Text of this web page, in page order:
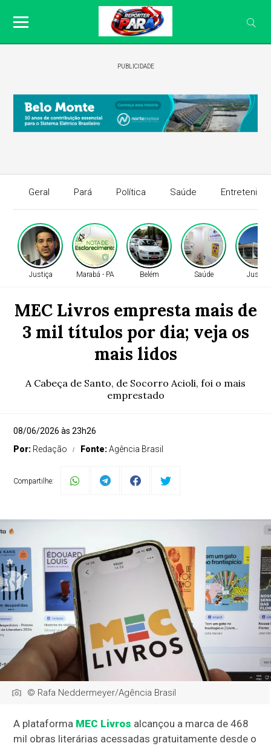
PUBLICIDADE
Geral Pará Política Saúde
Justiça Marabá - PA Belém Saúde Justiça
MEC Livros empresta mais de
3 mil títulos por dia; veja os
mais lidos
A Cabeça de Santo, de Socorro Acioli, foi o mais
emprestado
08/06/2026 às 23h26
Por: Redação Fonte:Agência Brasil
Compartilhe:
© Rafa Neddermeyer/Agência Brasil
A plataforma MEC Livros alcançou a marca de 468
mil obras literárias acessadas gratuitamente desde o